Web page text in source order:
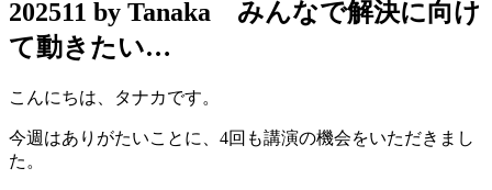
202511 by Tanaka みんなで解決に向け
て動きたい…
こんにちは、タナカです。
今週はありがたいことに、4回も講演の機会をいただきまし
た。